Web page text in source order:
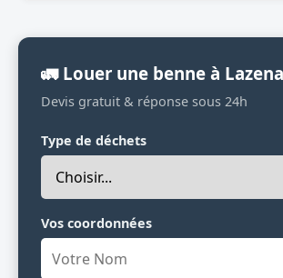
🚛 Louer une benne à
Devis gratuit & réponse sous 24h
Type de déchets
Vos coordonnées